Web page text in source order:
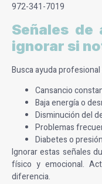
972-341-7019
Señales de
ignorar si
Busca ayuda
Cansancio
Baja energía o
Disminución del
Problemas
Diabetes o
Ignorar estas señales
físico y emocional.
diferencia.